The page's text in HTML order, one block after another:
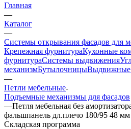
Главная
—
Каталог
—
Системы открывания фасадов для
Крепежная фурнитураКухонные
фурнитураСистемы выдвижения
механизмБутылочницыВыдвижные
—
Петли мебельные
Подъемные механизмы для фасадов
—Петля мебельная без
фальшпанель дл.плечо 180/95 48 мм
Складская программа